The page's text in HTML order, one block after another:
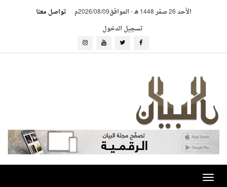
الأحد 26 صفر 1448 هـ -الموافق2026/08/09م
تواصل معنا
تسجيل الدخول
Toggle